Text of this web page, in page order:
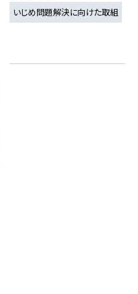
いじめ問題解決に向けた取組